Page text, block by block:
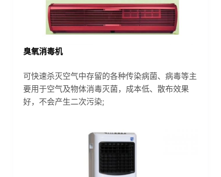
臭氧消毒机
可快速杀灭空气中存留的各种传染病菌、病毒等主
要用于空气及物体消毒灭菌，成本低、散布效果
好，不会产生二次污染;